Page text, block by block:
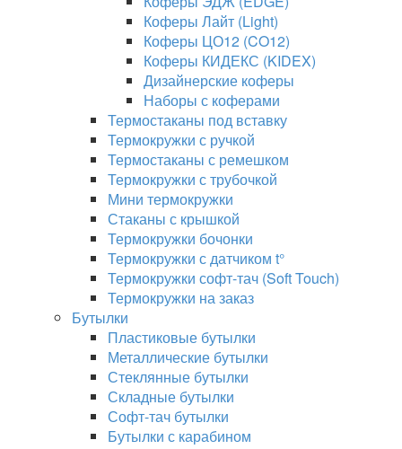
Коферы Лайт (Light)
Коферы ЦО12 (CO12)
Коферы КИДЕКС (KIDEX)
Дизайнерские коферы
Наборы с коферами
Термостаканы под вставку
Термокружки с ручкой
Термостаканы с ремешком
Термокружки с трубочкой
Мини термокружки
Стаканы с крышкой
Термокружки бочонки
Термокружки с датчиком t°
Термокружки софт-тач (Soft Touch)
Термокружки на заказ
Бутылки
Пластиковые бутылки
Металлические бутылки
Стеклянные бутылки
Складные бутылки
Софт-тач бутылки
Бутылки с карабином